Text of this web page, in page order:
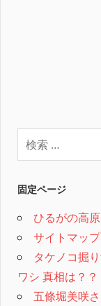
固定ページ
ひるがの高
サイトマップ
タケノコ掘
ワシ 真相は？？
五條堀美咲